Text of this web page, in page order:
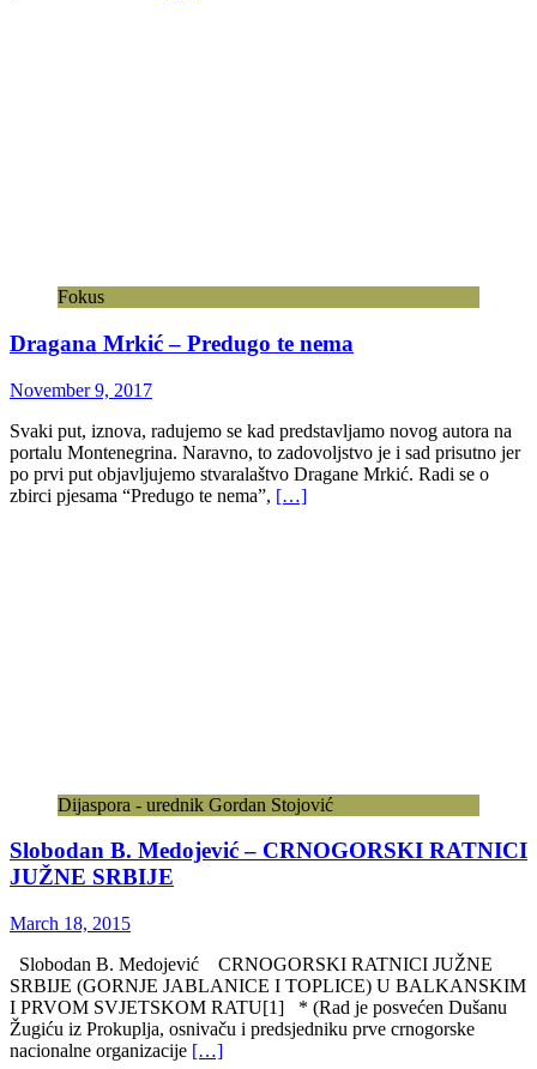
Fokus
Dragana Mrkić – Predugo te nema
November 9, 2017
Svaki put, iznova, radujemo se kad predstavljamo novog autora na
portalu Montenegrina. Naravno, to zadovoljstvo je i sad prisutno jer
po prvi put objavljujemo stvaralaštvo Dragane Mrkić. Radi se o
zbirci pjesama “Predugo te nema”, […]
Dijaspora - urednik Gordan Stojović
Slobodan B. Medojević – CRNOGORSKI RATNICI
JUŽNE SRBIJE
March 18, 2015
Slobodan B. Medojević CRNOGORSKI RATNICI JUŽNE
SRBIJE (GORNJE JABLANICE I TOPLICE) U BALKANSKIM
I PRVOM SVJETSKOM RATU[1] * (Rad je posvećen Dušanu
Žugiću iz Prokuplja, osnivaču i predsjedniku prve crnogorske
nacionalne organizacije […]